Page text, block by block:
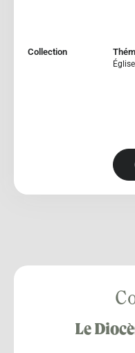
Collection
Le